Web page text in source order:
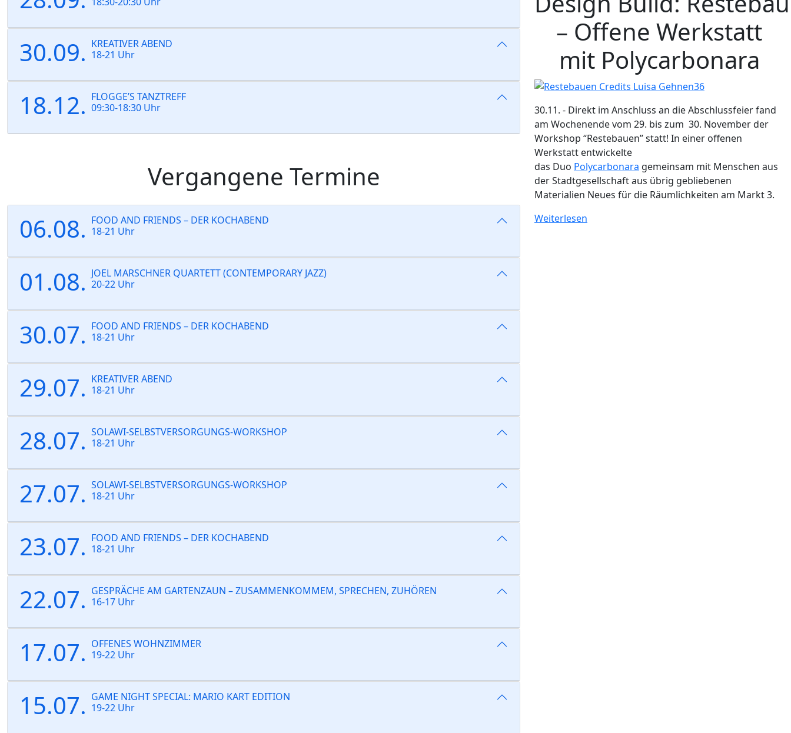
30.09. KREATIVER ABEND
18-21 Uhr
18.12. FLOGGE’S TANZTREFF
09:30-18:30 Uhr
Vergangene Termine
06.08. FOOD AND FRIENDS – DER KOCHABEND
18-21 Uhr
01.08. JOEL MARSCHNER QUARTETT (CONTEMPORARY JAZZ)
20-22 Uhr
30.07. FOOD AND FRIENDS – DER KOCHABEND
18-21 Uhr
29.07. KREATIVER ABEND
18-21 Uhr
28.07. SOLAWI-SELBSTVERSORGUNGS-WORKSHOP
18-21 Uhr
27.07. SOLAWI-SELBSTVERSORGUNGS-WORKSHOP
18-21 Uhr
23.07. FOOD AND FRIENDS – DER KOCHABEND
18-21 Uhr
22.07. GESPRÄCHE AM GARTENZAUN – ZUSAMMENKOMMEM, SPRECHEN, ZUHÖREN
16-17 Uhr
17.07. OFFENES WOHNZIMMER
19-22 Uhr
15.07. GAME NIGHT SPECIAL: MARIO KART EDITION
19-22 Uhr
– Offene Werkstatt
mit Polycarbonara
30.11. - Direkt im Anschluss an die Abschlussfeier fand
am Wochenende vom 29. bis zum 30. November der
Workshop “Restebauen” statt! In einer offenen
Werkstatt entwickelte
das Duo Polycarbonara gemeinsam mit Menschen aus
der Stadtgesellschaft aus übrig gebliebenen
Materialien Neues für die Räumlichkeiten am Markt 3.
Weiterlesen